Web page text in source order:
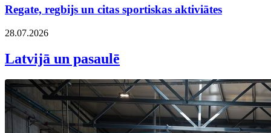
Regate, regbijs un citas sportiskas aktiviātes
28.07.2026
Latvijā un pasaulē